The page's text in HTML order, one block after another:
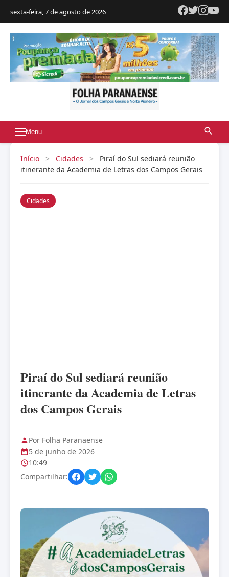
sexta-feira, 7 de agosto de 2026
Menu
Início > Cidades >
Piraí do Sul sediará reunião
itinerante da Academia de Letras dos Campos Gerais
Cidades
Piraí do Sul sediará reunião
itinerante da Academia de Letras
dos Campos Gerais
Por Folha Paranaense
5 de junho de 2026
10:49
Compartilhar: